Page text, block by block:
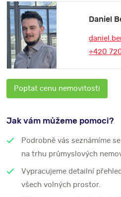
Daniel
+420
Poptat cenu nemovitosti
Jak vám můžeme pomoci?
Podrobně vás seznámíme
na trhu průmyslových
Vypracujeme detailní přehled
všech volných prostor.